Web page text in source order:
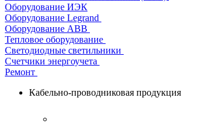
Оборудование ИЭК
Оборудование Legrand
Оборудование АВВ
Тепловое оборудование
Светодиодные светильники
Счетчики энергоучета
Ремонт
Кабельно-проводниковая продукция